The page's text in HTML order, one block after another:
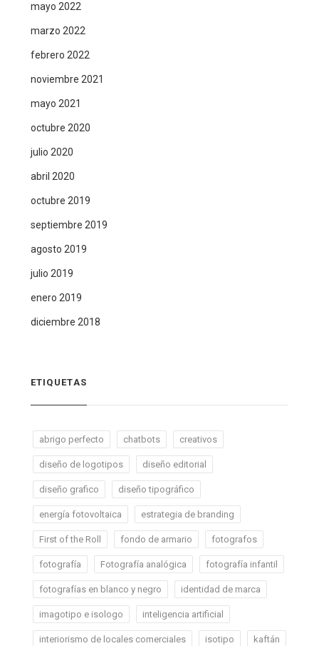
mayo 2022
marzo 2022
febrero 2022
noviembre 2021
mayo 2021
octubre 2020
julio 2020
abril 2020
octubre 2019
septiembre 2019
agosto 2019
julio 2019
enero 2019
diciembre 2018
ETIQUETAS
abrigo perfecto chatbots creativos
diseño de logotipos diseño editorial
diseño grafico diseño tipográfico
energía fotovoltaica estrategia de branding
First of the Roll fondo de armario fotografos
fotografía Fotografía analógica fotografía infantil
fotografías en blanco y negro identidad de marca
imagotipo e isologo inteligencia artificial
interiorismo de locales comerciales isotipo kaftán